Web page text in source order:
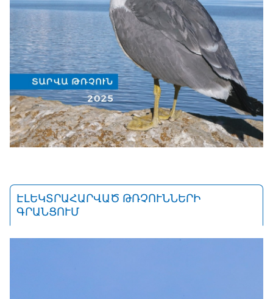
ԷԼԵԿՏՐԱՀԱՐՎԱԾ ԹՌՉՈՒՆՆԵՐԻ
ԳՐԱՆՑՈՒՄ